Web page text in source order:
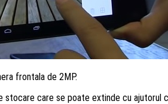
frontala de 2MP.
care se poate extinde cu ajutorul